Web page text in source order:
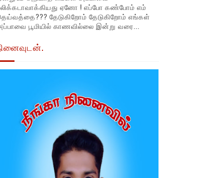
ஏனோ ! எப்போ கண்போம் எம்
தேடுகிறோம் தேடுகிறோம் எங்கள்
பூமியில் காணவில்லை இன்று வரை...